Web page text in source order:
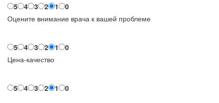
5 4 3 2 1
0
Оцените внимание врача к вашей проблеме
5 4 3 2 1
0
Цена-качество
5 4 3 2 1 0